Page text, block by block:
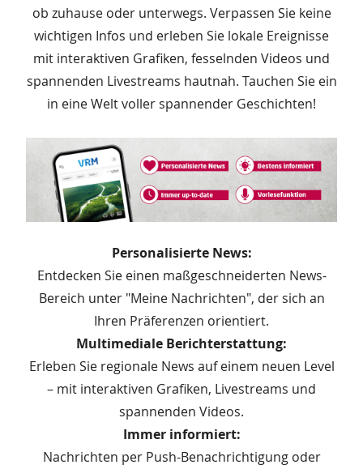
ob zuhause oder unterwegs. Verpassen Sie keine
wichtigen Infos und erleben Sie lokale Ereignisse
mit interaktiven Grafiken, fesselnden Videos und
spannenden Livestreams hautnah. Tauchen Sie ein
in eine Welt voller spannender Geschichten!
Personalisierte News:
Entdecken Sie einen maßgeschneiderten News-
Bereich unter "Meine Nachrichten", der sich an
Ihren Präferenzen orientiert.
Multimediale Berichterstattung:
Erleben Sie regionale News auf einem neuen Level
– mit interaktiven Grafiken, Livestreams und
spannenden Videos.
Immer informiert:
Nachrichten per Push-Benachrichtigung oder